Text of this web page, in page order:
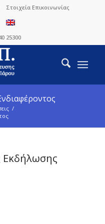
Στοιχεία Επικοινωνίας
25300
/
Εκδήλωσης